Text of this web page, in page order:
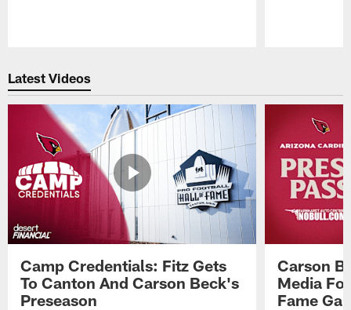
Latest Videos
Camp Credentials: Fitz Gets
To Canton And Carson Beck's
Preseason
Carson
Media
Fame